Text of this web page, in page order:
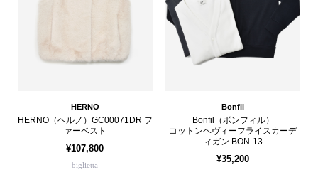
HERNO
HERNO（ヘルノ）GC00071DR フ
ァーベスト
¥107,800
biglietta
Bonfil
Bonfil（ボンフィル）
コットンヘヴィーフライスカーデ
ィガン BON-13
¥35,200